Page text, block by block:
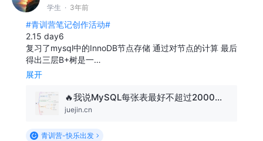
学生 · 3年前
#青训营笔记创作活动#
2.15 day6
复习了mysql中的InnoDB节点存储 通过对节点的计算 最后
得出三层B+树是一…
展开
🔥我说MySQL每张表最好不超过2000万数据，面试官让我回去等通知？
juejin.cn
青训营-快乐出发